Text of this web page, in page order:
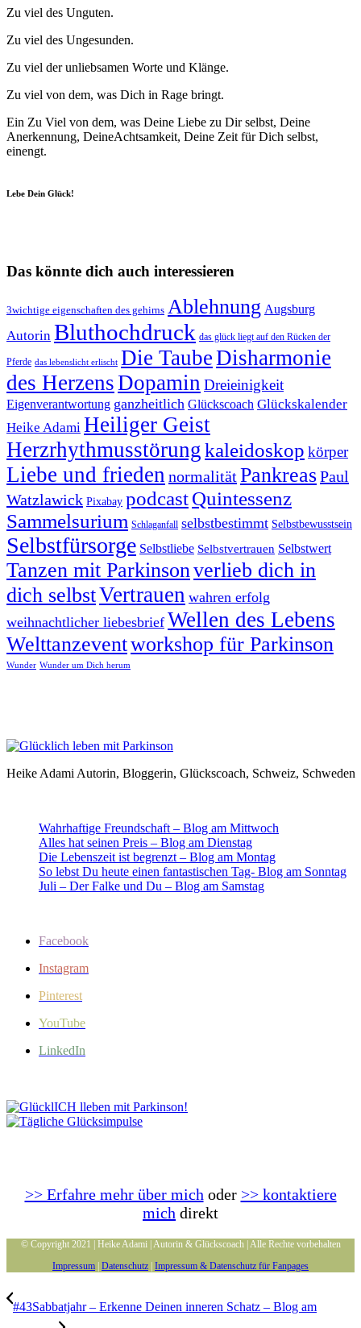
Zu viel des Unguten.
Zu viel des Ungesunden.
Zu viel der unliebsamen Worte und Klänge.
Zu viel von dem, was Dich in Rage bringt.
Ein Zu Viel von dem, was Deine Liebe zu Dir selbst, Deine
Anerkennung, DeineAchtsamkeit, Deine Zeit für Dich selbst,
einengt.
Lebe Dein Glück!
Das könnte dich auch interessieren
3wichtige eigenschaften des gehirns Ablehnung Augsburg
Autorin Bluthochdruck das glück liegt auf den Rücken der
Pferde das lebenslicht erlischt Die TaubeDisharmonie
des HerzensDopamin Dreieinigkeit
Eigenverantwortung ganzheitlich Glückscoach Glückskalender
Heike Adami Heiliger Geist
Herzrhythmusstörungkaleidoskop körper
Liebe und frieden normalitätPankreasPaul
Watzlawick Pixabay podcastQuintessenz
Sammelsurium Schlaganfall selbstbestimmt Selbstbewusstsein
Selbstfürsorge Selbstliebe Selbstvertrauen Selbstwert
Tanzen mit Parkinsonverlieb dich in
dich selbstVertrauen wahren erfolg
weihnachtlicher liebesbrief Wellen des Lebens
Welttanzeventworkshop für Parkinson
Wunder Wunder um Dich herum
Heike Adami Autorin, Bloggerin, Glückscoach, Schweiz, Schweden
Wahrhaftige Freundschaft – Blog am Mittwoch
Alles hat seinen Preis – Blog am Dienstag
Die Lebenszeit ist begrenzt – Blog am Montag
So lebst Du heute einen fantastischen Tag- Blog am Sonntag
Juli – Der Falke und Du – Blog am Samstag
Facebook
Instagram
Pinterest
YouTube
LinkedIn
>> Erfahre mehr über michoder >> kontaktiere
mich direkt
© Copyright 2021 | Heike Adami | Autorin & Glückscoach | Alle Rechte vorbehalten
Impressum Datenschutz Impressum & Datenschutz für Fanpages
#43Sabbatjahr – Erkenne Deinen inneren Schatz – Blog am